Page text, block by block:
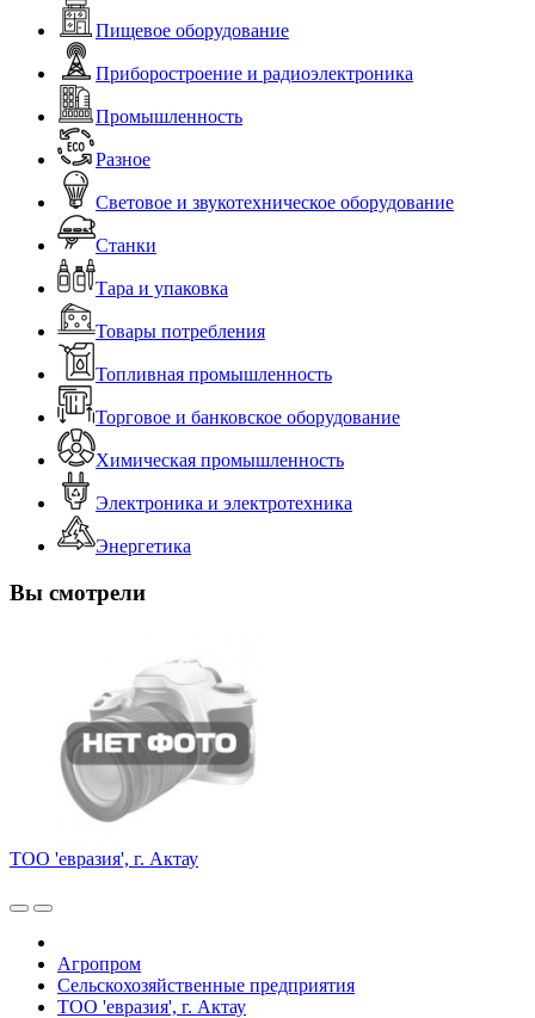
Пищевое оборудование
Приборостроение и радиоэлектроника
Промышленность
Разное
Световое и звукотехническое оборудование
Станки
Тара и упаковка
Товары потребления
Топливная промышленность
Торговое и банковское оборудование
Химическая промышленность
Электроника и электротехника
Энергетика
Вы смотрели
ТОО 'евразия', г. Актау
Агропром
Сельскохозяйственные предприятия
ТОО 'евразия', г. Актау